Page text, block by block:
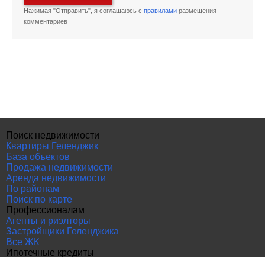
Нажимая "Отправить", я соглашаюсь с правилами размещения
комментариев
Поиск недвижимости
Квартиры Геленджик
База объектов
Продажа недвижимости
Аренда недвижимости
По районам
Поиск по карте
Профессионалам
Агенты и риэлторы
Застройщики Геленджика
Все ЖК
Ипотечные кредиты